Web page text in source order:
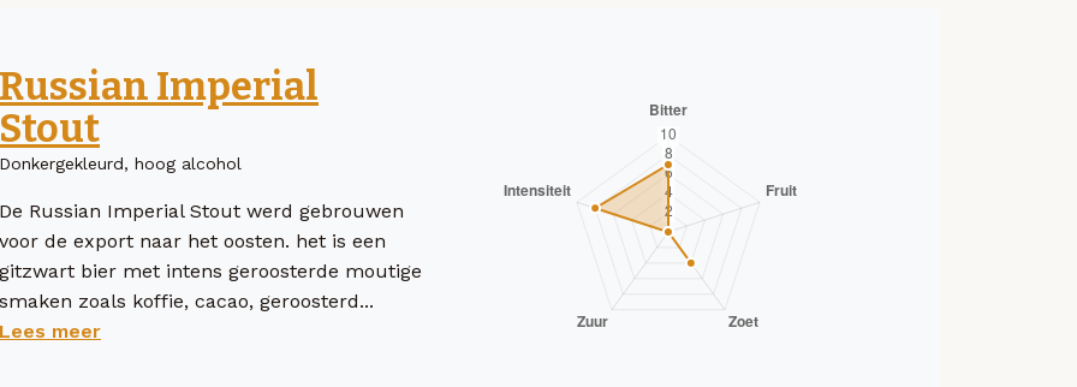
Russian Imperial
Stout
Donkergekleurd, hoog alcohol
De Russian Imperial Stout werd gebrouwen
voor de export naar het oosten. het is een
gitzwart bier met intens geroosterde moutige
smaken zoals koffie, cacao, geroosterd...
Lees meer